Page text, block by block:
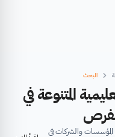
البحث
المتنوعة في
والشركات في